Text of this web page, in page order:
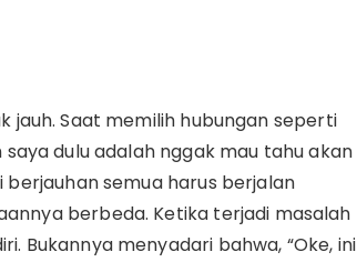
jauh. Saat memilih hubungan seperti
dulu adalah nggak mau tahu akan
semua harus berjalan
berbeda. Ketika terjadi masalah
Bukannya menyadari bahwa, “Oke, ini